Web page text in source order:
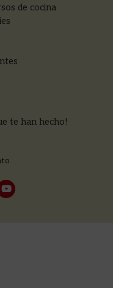
de cocina
te han hecho!